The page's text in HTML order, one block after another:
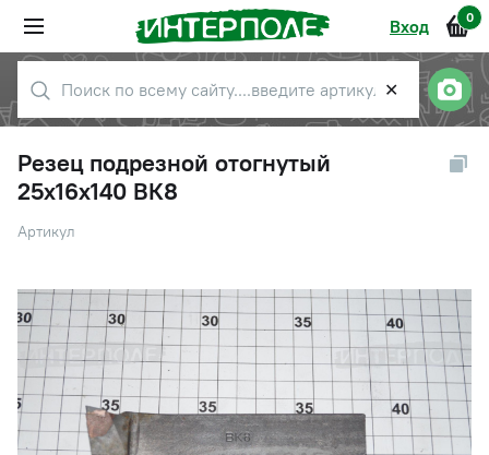
Вход 0
✕
Резец подрезной отогнутый
25х16х140 ВК8
Артикул